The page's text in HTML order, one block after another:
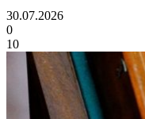
30.07.2026
0
10